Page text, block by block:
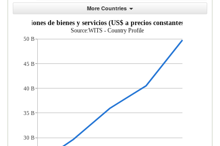
More Countries
Exportaciones de bienes y servicios (US$ a precios constantes de 2010)
Source:WITS - Country Profile
50 B
45 B
40 B
35 B
30 B